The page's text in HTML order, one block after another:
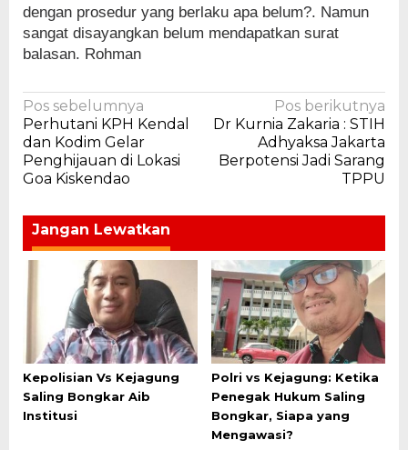
dengan prosedur yang berlaku apa belum?. Namun
sangat disayangkan belum mendapatkan surat
balasan. Rohman
Navigasi
pos
Pos sebelumnya
Perhutani KPH Kendal
dan Kodim Gelar
Penghijauan di Lokasi
Goa Kiskendao
Pos berikutnya
Dr Kurnia Zakaria : STIH
Adhyaksa Jakarta
Berpotensi Jadi Sarang
TPPU
Jangan Lewatkan
Kepolisian Vs Kejagung
Saling Bongkar Aib
Institusi
Polri vs Kejagung: Ketika
Penegak Hukum Saling
Bongkar, Siapa yang
Mengawasi?